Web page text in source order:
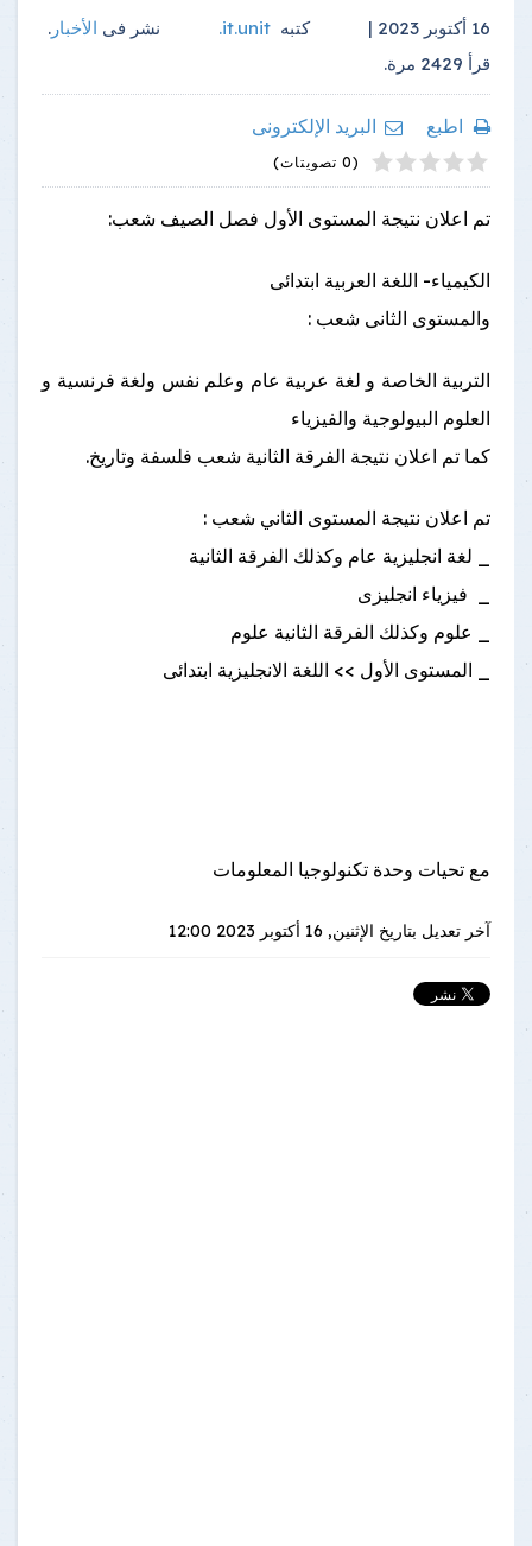
16 أكتوبر 2023 | كتبه it.unit
. نشر فى الأخبار .
قرأ 2429 مرة.
اطبع
البريد الإلكترونى
1
2
3
4
5 (0 تصويتات)
تم اعلان نتيجة المستوى الأول فصل الصيف شعب:
الكيمياء- اللغة العربية ابتدائى
والمستوى الثانى شعب :
التربية الخاصة و لغة عربية عام وعلم نفس ولغة فرنسية و
العلوم البيولوجية والفيزياء
كما تم اعلان نتيجة الفرقة الثانية شعب فلسفة وتاريخ.
تم اعلان نتيجة المستوى الثاني شعب :
_ لغة انجليزية عام وكذلك الفرقة الثانية
_ فيزياء انجليزى
_ علوم وكذلك الفرقة الثانية علوم
المستوى الأول >> اللغة الانجليزية ابتدائى
مع تحيات وحدة تكنولوجيا المعلومات
آخر تعديل بتاريخ الإثنين, 16 أكتوبر 2023 12:00